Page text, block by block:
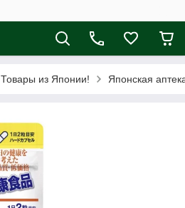
Товары из Японии! Японская